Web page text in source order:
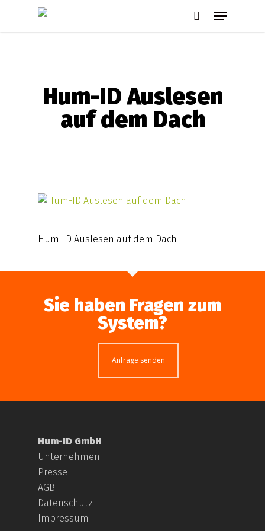
Menu
Hum-ID Auslesen
auf dem Dach
Hum-ID Auslesen auf dem Dach
Sie haben Fragen zum
System?
Anfrage senden
Hum-ID GmbH
Unternehmen
Presse
AGB
Datenschutz
Impressum